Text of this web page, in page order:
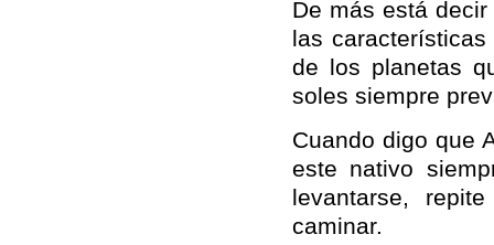
De más está
las
de los planetas
soles siempre
Cuando digo que
este nativo
levantarse,
caminar.